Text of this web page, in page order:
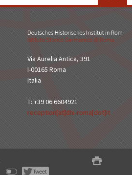
Via Aurelia Antica, 391
I-00165 Roma
Italia
T: +39 06 6604921
reception[at]dhi-roma[dot]it